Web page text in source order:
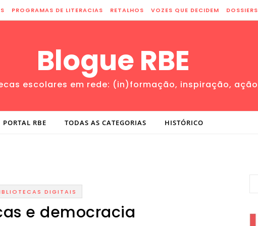
PROGRAMAS DE LITERACIAS RETALHOS VOZES QUE DECIDEM DOSSIERS
Blogue RBE
escolares em rede: (in)formação, inspiração, ação
PORTAL RBE TODAS AS CATEGORIAS HISTÓRICO
DIGITAIS
e democracia